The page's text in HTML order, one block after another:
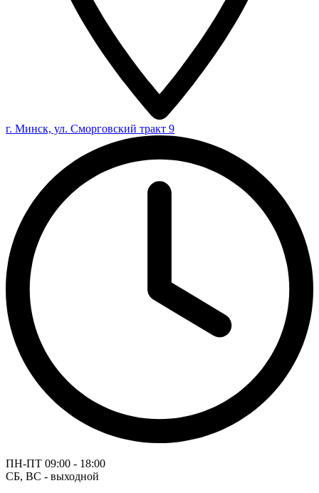
г. Минск, ул. Сморговский тракт 9
ПН-ПТ 09:00 - 18:00
СБ, ВС - выходной